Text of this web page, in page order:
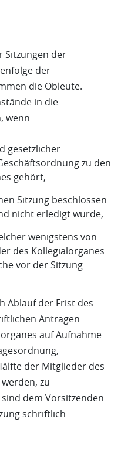
Sitzungen der
der
die Obleute.
in die
wenn
gesetzlicher
zu den
gehört,
Sitzung beschlossen
nicht erledigt wurde,
wenigstens von
des Kollegialorganes
vor der Sitzung
Ablauf der Frist des
Anträgen
auf Aufnahme
der Mitglieder des
zu
dem Vorsitzenden
schriftlich